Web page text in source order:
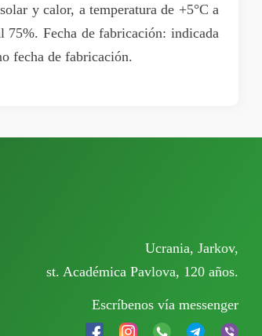
y calor, a temperatura de +5°C a
75%. Fecha de fabricación: indicada
fecha de fabricación.
Ucrania, Jarkov,
st. Académica Pavlova, 120 años.
Escríbenos vía messenger